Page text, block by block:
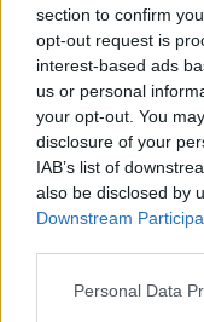
section to confirm
opt-out request is
interest-based ads
us or personal
your opt-out. You
disclosure of your
IAB’s list of
also be disclosed by
Downstream
Personal Data
Komentáře
TAGY Březové Hory
socha
sv. Jan